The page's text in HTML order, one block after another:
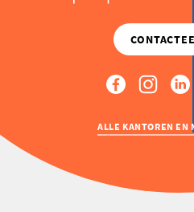
ALLE KANTOREN EN